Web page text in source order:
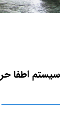
سیستم اطفا